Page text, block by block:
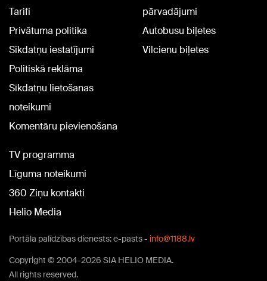
Tarifi
Privātuma politika
Sīkdatņu iestatījumi
Politiskā reklāma
Sīkdatņu lietošanas
noteikumi
Komentāru pievienošana
pārvadājumi
Autobusu biļetes
Vilcienu biļetes
TV programma
Līguma noteikumi
360 Ziņu kontakti
Helio Media
Portāla palīdzības dienests: e-pasts - info@1188.lv
Copyright © 2004-2026 SIA HELIO MEDIA.
All rights reserved.